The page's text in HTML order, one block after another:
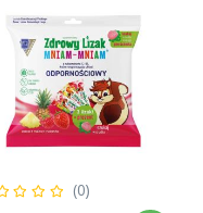
(0)